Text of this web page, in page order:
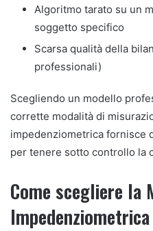
Algoritmo tarato su un
soggetto specifico
Scarsa qualità della
professionali)
Scegliendo un modello
corrette modalità di
impedenziometrica fornisce
per tenere sotto controllo la
Come scegliere la
Impedenziometrica